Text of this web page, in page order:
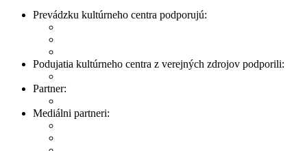
Prevádzku kultúrneho centra podporujú:
Podujatia kultúrneho centra z verejných zdrojov podporili:
Partner:
Mediálni partneri: